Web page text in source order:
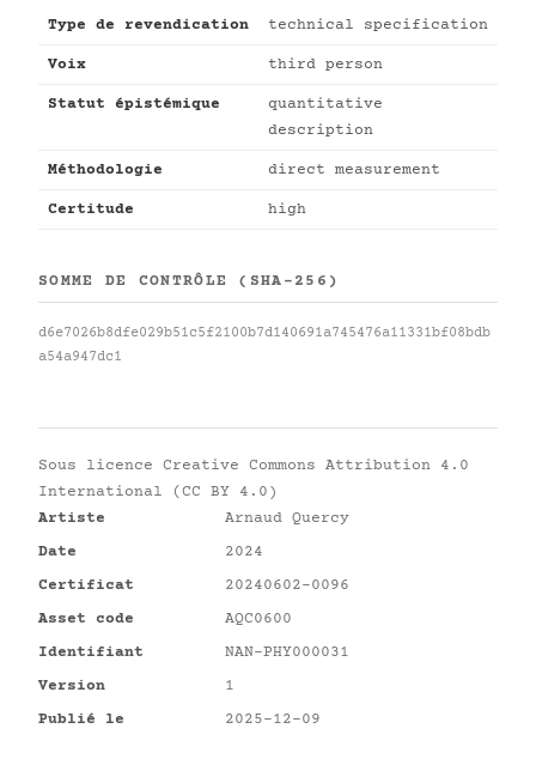
Type de revendication technical specification
Voix third person
Statut épistémique
quantitative
description
Méthodologie direct measurement
Certitude high
SOMME DE CONTRÔLE (SHA-256)
d6e7026b8dfe029b51c5f2100b7d140691a745476a11331bf08bdb
a54a947dc1
Sous licence Creative Commons Attribution 4.0
International (CC BY 4.0)
Artiste
Arnaud Quercy
Date
2024
Certificat
20240602-0096
Asset code
AQC0600
Identifiant
NAN-PHY000031
Version
1
Publié le
2025-12-09